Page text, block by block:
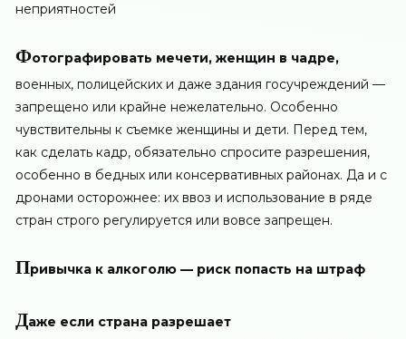
неприятностей
Фотографировать мечети, женщин в чадре,
военных, полицейских и даже здания госучреждений —
запрещено или крайне нежелательно. Особенно
чувствительны к съемке женщины и дети. Перед тем,
как сделать кадр, обязательно спросите разрешения,
особенно в бедных или консервативных районах. Да и с
дронами осторожнее: их ввоз и использование в ряде
стран строго регулируется или вовсе запрещен.
Привычка к алкоголю — риск попасть на штраф
Даже если страна разрешает